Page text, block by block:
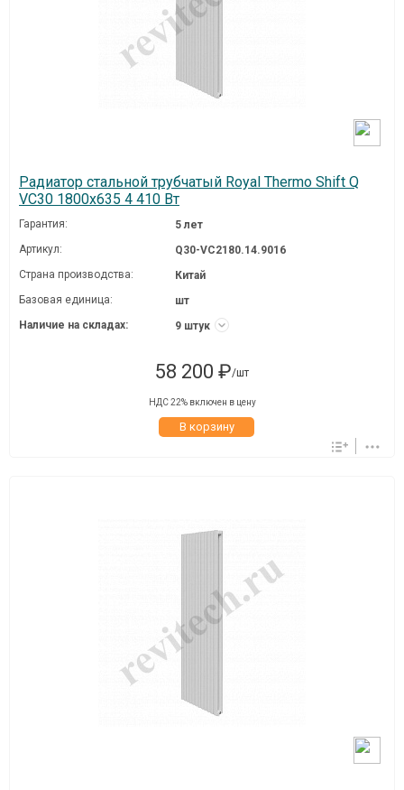
Радиатор стальной трубчатый Royal Thermo Shift Q
VC30 1800x635 4 410 Вт
Гарантия:
5 лет
Артикул:
Q30-VC2180.14.9016
Страна производства:
Китай
Базовая единица:
шт
Наличие на складах:
9 штук
58 200 ₽/шт
НДС 22% включен в цену
В корзину